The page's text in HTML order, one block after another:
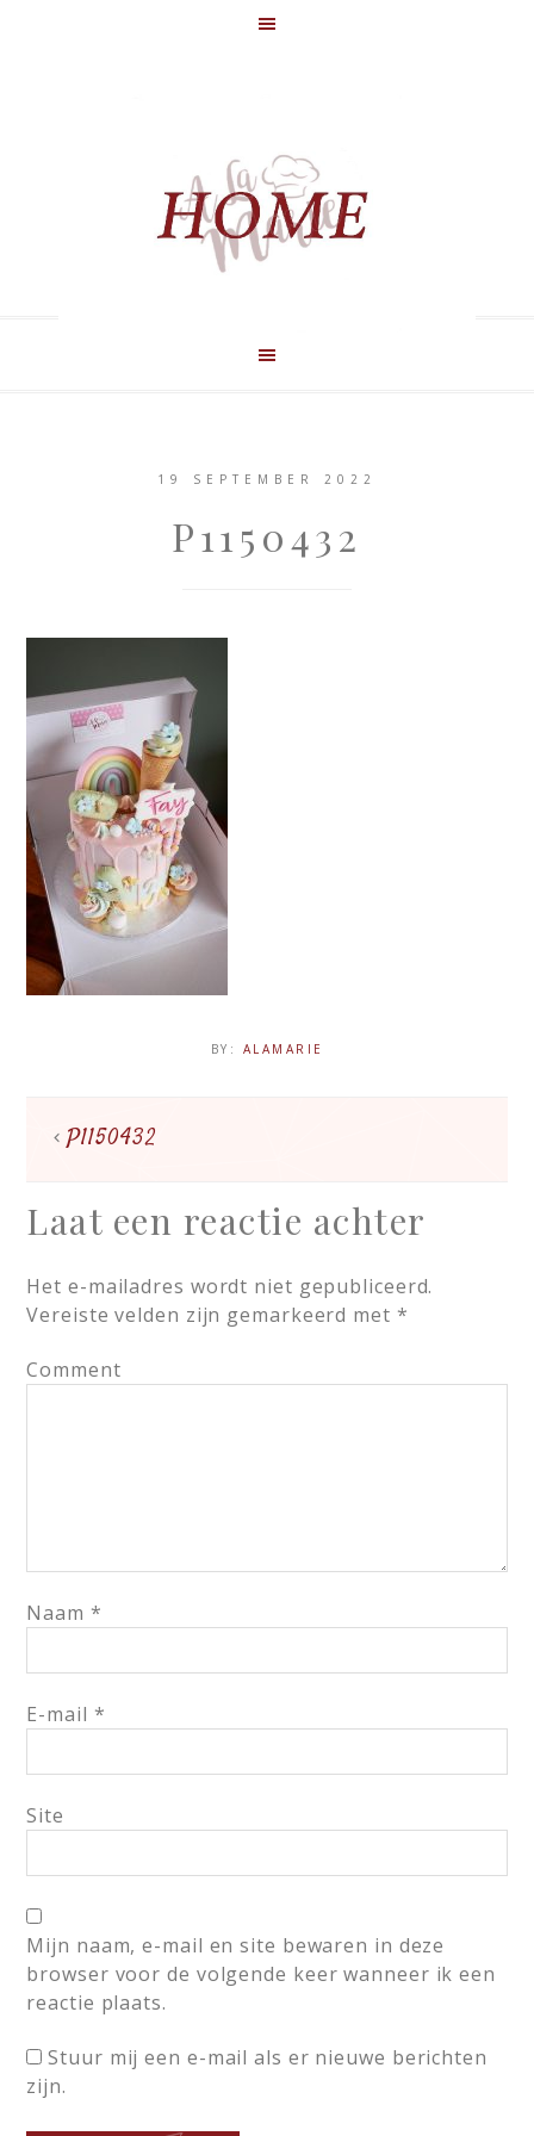
19 SEPTEMBER 2022
P1150432
BY: ALAMARIE
P1150432
Laat een reactie achter
Het e-mailadres wordt niet gepubliceerd.
Vereiste velden zijn gemarkeerd met *
Comment
Naam *
E-mail *
Site
Mijn naam, e-mail en site bewaren in deze
browser voor de volgende keer wanneer ik een
reactie plaats.
Stuur mij een e-mail als er nieuwe berichten
zijn.